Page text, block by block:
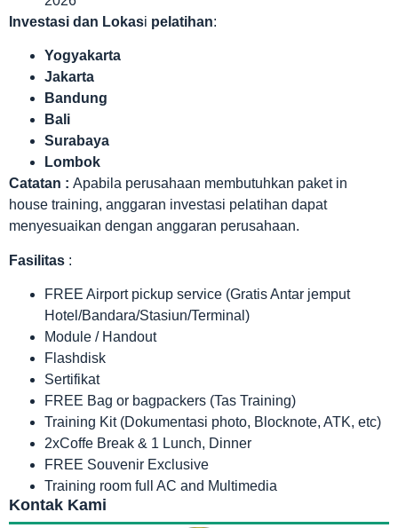
Investasi dan Lokasi pelatihan:
Yogyakarta
Jakarta
Bandung
Bali
Surabaya
Lombok
Catatan : Apabila perusahaan membutuhkan paket in
house training, anggaran investasi pelatihan dapat
menyesuaikan dengan anggaran perusahaan.
Fasilitas :
FREE Airport pickup service (Gratis Antar jemput
Hotel/Bandara/Stasiun/Terminal)
Module / Handout
Flashdisk
Sertifikat
FREE Bag or bagpackers (Tas Training)
Training Kit (Dokumentasi photo, Blocknote, ATK, etc)
2xCoffe Break & 1 Lunch, Dinner
FREE Souvenir Exclusive
Training room full AC and Multimedia
Kontak Kami